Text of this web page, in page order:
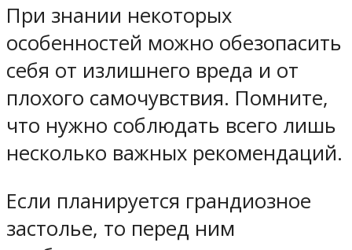
При знании некоторых
особенностей можно обезопасить
себя от излишнего вреда и от
плохого самочувствия. Помните,
что нужно соблюдать всего лишь
несколько важных рекомендаций.
Если планируется грандиозное
застолье, то перед ним